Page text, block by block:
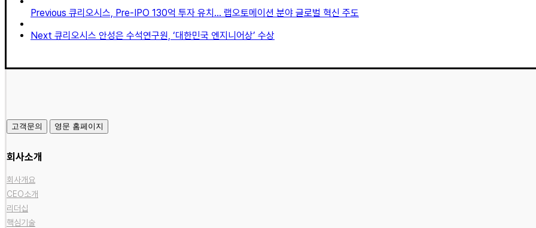
Previous 큐리오시스, Pre-IPO 130억 투자 유치… 랩오토메이션 분야 글로벌 혁신 주도
Next 큐리오시스 안성은 수석연구원, ‘대한민국 엔지니어상’ 수상
고객문의 영문 홈페이지
회사소개
회사개요
CEO소개
리더십
핵심기술